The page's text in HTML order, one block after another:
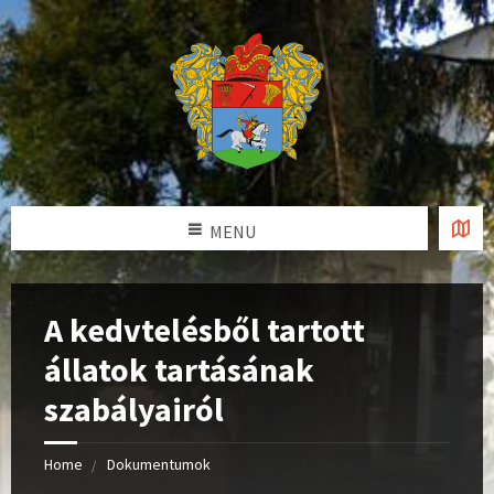
MENU
A kedvtelésből tartott
állatok tartásának
szabályairól
Home Dokumentumok